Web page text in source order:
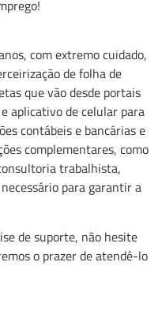
com extremo cuidado,
de folha de
que vão desde portais
aplicativo de celular para
contábeis e bancárias e
complementares, como
trabalhista,
para garantir a
de suporte, não hesite
o prazer de atendê-lo